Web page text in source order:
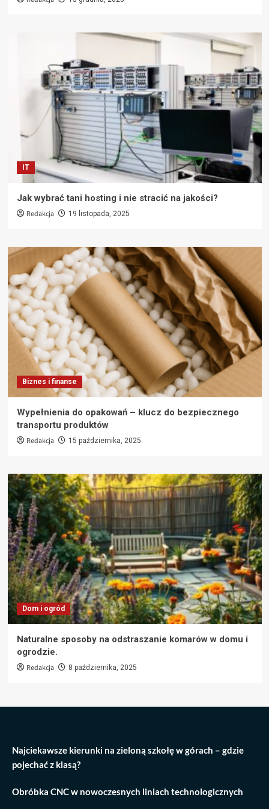
IT
Jak wybrać tani hosting i nie stracić na jakości?
Redakcja 19 listopada, 2025
Biznes i finanse
Wypełnienia do opakowań – klucz do bezpiecznego
transportu produktów
Redakcja 15 października, 2025
Dom i ogród
Naturalne sposoby na odstraszanie komarów w domu i
ogrodzie.
Redakcja 8 października, 2025
Najciekawsze kierunki na zieloną szkołę w górach – gdzie
pojechać z klasą?
Obróbka CNC w nowoczesnych liniach technologicznych